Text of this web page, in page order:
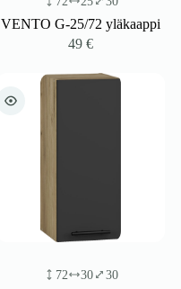
VENTO G-25/72 yläkaappi
49€
72 30 30